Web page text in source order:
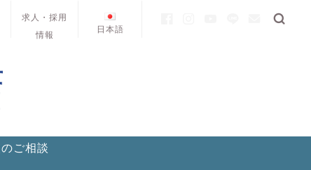
求人・採用
情報
日本語
ご相談